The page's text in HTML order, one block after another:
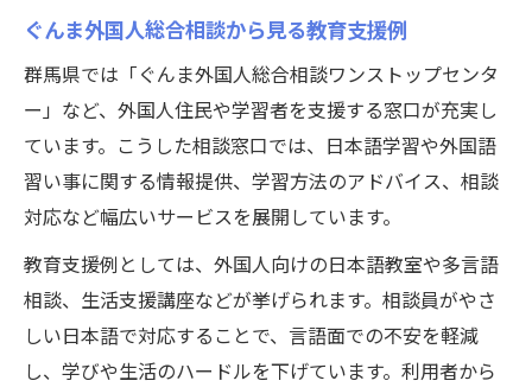
ぐんま外国人総合相談から見る教育支援例
群馬県では「ぐんま外国人総合相談ワンストップセンタ
ー」など、外国人住民や学習者を支援する窓口が充実し
ています。こうした相談窓口では、日本語学習や外国語
習い事に関する情報提供、学習方法のアドバイス、相談
対応など幅広いサービスを展開しています。
教育支援例としては、外国人向けの日本語教室や多言語
相談、生活支援講座などが挙げられます。相談員がやさ
しい日本語で対応することで、言語面での不安を軽減
し、学びや生活のハードルを下げています。利用者から